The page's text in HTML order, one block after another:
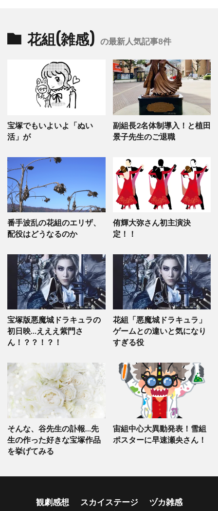
花組(雑感) の最新人気記事8件
宝塚でもいよいよ「ぬい
活」が
副組長2名体制導入！と植田
景子先生のご退職
番手波乱の花組のエリザ、
配役はどうなるのか
侑輝大弥さん初主演決
定！！
宝塚版悪魔城ドラキュラの
初日映…えええ紫門さ
ん！？？！？！
花組「悪魔城ドラキュラ」
ゲームとの違いと気になり
すぎる役
そんな、谷先生の訃報…先
生の作った好きな宝塚作品
を挙げてみる
宙組中心大異動発表！雪組
ポスターに早速瀬央さん！
観劇感想 スカイステージ
ヅカ雑感